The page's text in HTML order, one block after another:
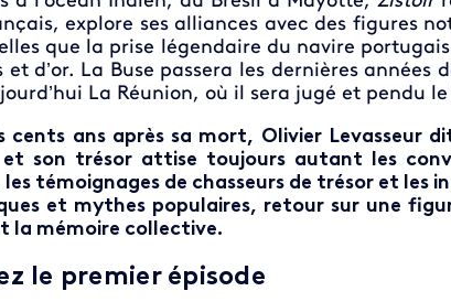
explore ses alliances avec des figures
que la prise légendaire du navire portugais
d’or. La Buse passera les dernières années
La Réunion, où il sera jugé et pendu
cents ans après sa mort, Olivier Levasseur
son trésor attise toujours autant les
les témoignages de chasseurs de trésor et les
et mythes populaires, retour sur une
la mémoire collective.
le premier épisode